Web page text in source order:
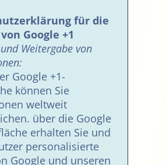
für die
Google +1
Weitergabe von
Google +1-
können Sie
weltweit
über die Google
erhalten Sie und
personalisierte
Google und unseren